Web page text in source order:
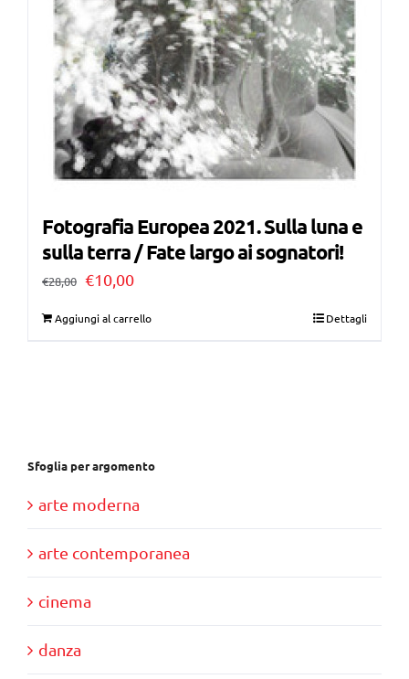
Fotografia Europea 2021. Sulla luna e
sulla terra / Fate largo ai sognatori!
€28,00 Il
€10,00Il
Aggiungi al carrello Dettagli
Sfoglia per argomento
arte moderna
arte contemporanea
cinema
danza